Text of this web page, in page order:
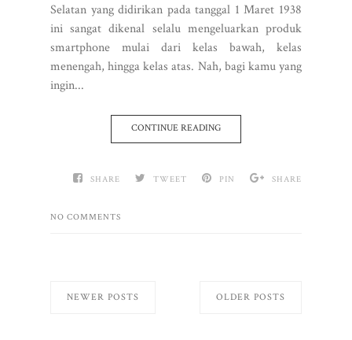
Selatan yang didirikan pada tanggal 1 Maret 1938
ini sangat dikenal selalu mengeluarkan produk
smartphone mulai dari kelas bawah, kelas
menengah, hingga kelas atas. Nah, bagi kamu yang
ingin...
CONTINUE READING
SHARE TWEET PIN SHARE
NO COMMENTS
NEWER POSTS OLDER POSTS